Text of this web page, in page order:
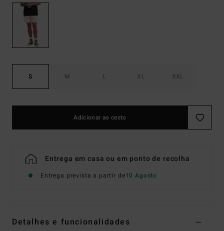
S M L XL XXL
Adicionar ao cesto
Entrega em casa ou em ponto de recolha
Entrega prevista a partir de10 Agosto
Detalhes e funcionalidades